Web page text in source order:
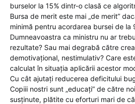
burselor la 15% dintr-o clasă ce
Bursa de merit este mai „de merit”
minimă pentru acordarea bursei de la
Dumneavoastra ca ministru nu ar
rezultate? Sau mai degrabă către
demotivațional, nestimulativ? Care
calculat în situația aplicării acestor
Cu cât ajutați reducerea deficitului
Copiii nostri sunt „educați” de către
susținute, plătite cu eforturi mari de